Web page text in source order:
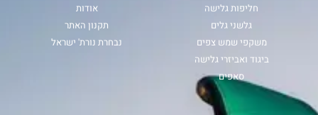
חליפות גלישה
גלשני גלים
משקפי שמש צפים
ביגוד ואביזרי גלישה
סאפים
אודות
תקנון האתר
נבחרת נורת' ישראל